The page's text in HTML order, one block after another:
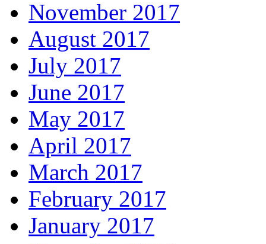
November 2017
August 2017
July 2017
June 2017
May 2017
April 2017
March 2017
February 2017
January 2017